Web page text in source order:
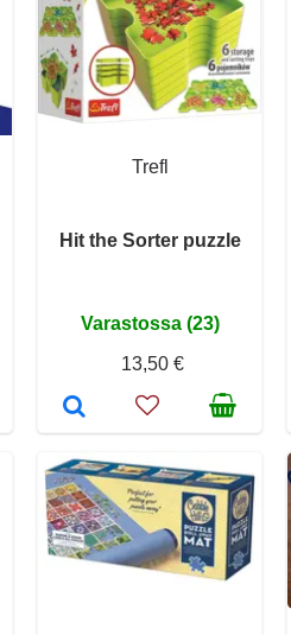
Trefl
Hit the Sorter puzzle
Varastossa (23)
13,50 €